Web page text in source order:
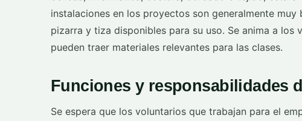
instalaciones en los proyectos son generalmente
pizarra y tiza disponibles para su uso. Se anima a los
pueden traer materiales relevantes para las clases.
Funciones y responsabilidades
Se espera que los voluntarios que trabajan para el